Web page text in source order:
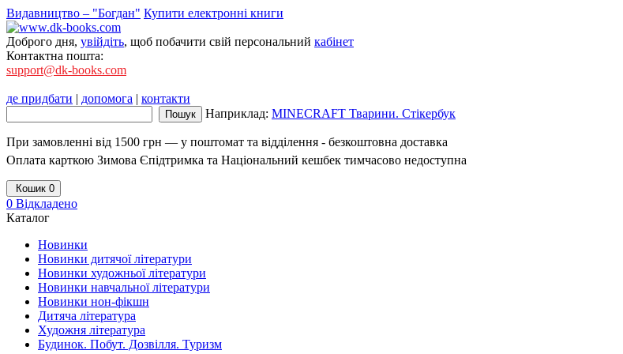
Видавництво – "Богдан" Купити електронні книги
Доброго дня, увійдіть, щоб побачити свій персональний кабінет
Контактна пошта:
support@dk-books.com
де придбати | допомога | контакти
Наприклад: MINECRAFT Тварини. Стікербук
При замовленні від 1500 грн — у поштомат та відділення - безкоштовна доставка
Оплата карткою Зимова Єпідтримка та Національний кешбек тимчасово недоступна
Кошик 0
0 Відкладено
Каталог
Новинки
Новинки дитячої літератури
Новинки художньої літератури
Новинки навчальної літератури
Новинки нон-фікшн
Дитяча література
Художня література
Будинок. Побут. Дозвілля. Туризм